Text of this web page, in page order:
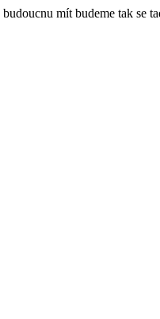
mít budeme tak se